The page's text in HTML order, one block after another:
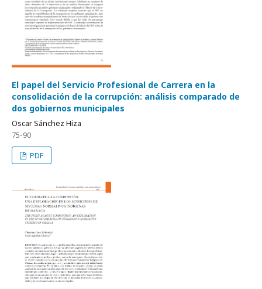
El papel del Servicio Profesional de Carrera en la
consolidación de la corrupción: análisis comparado de
dos gobiernos municipales
Oscar Sánchez Hiza
75-90
PDF